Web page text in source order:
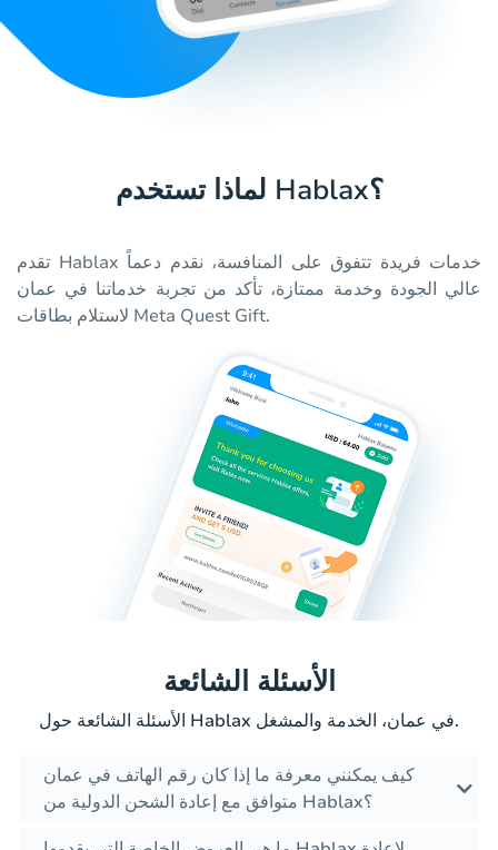
لماذا تستخدم Hablax؟
تقدم Hablax خدمات فريدة تتفوق على المنافسة، نقدم دعماً
عالي الجودة وخدمة ممتازة، تأكد من تجربة خدماتنا في عمان
لاستلام بطاقات Meta Quest Gift.
الأسئلة الشائعة
الأسئلة الشائعة حول Hablax في عمان، الخدمة والمشغل.
كيف يمكنني معرفة ما إذا كان رقم الهاتف في عمان
متوافق مع إعادة الشحن الدولية من Hablax؟